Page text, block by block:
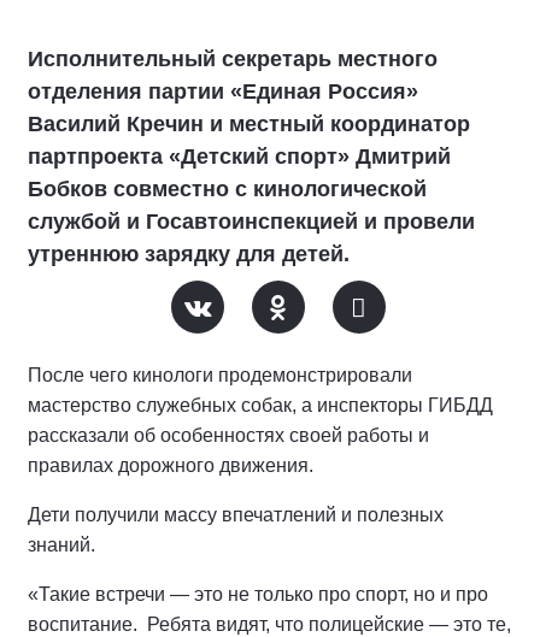
Исполнительный секретарь местного
отделения партии «Единая Россия»
Василий Кречин и местный координатор
партпроекта «Детский спорт» Дмитрий
Бобков совместно с кинологической
службой и Госавтоинспекцией и провели
утреннюю зарядку для детей.
После чего кинологи продемонстрировали
мастерство служебных собак, а инспекторы ГИБДД
рассказали об особенностях своей работы и
правилах дорожного движения.
Дети получили массу впечатлений и полезных
знаний.
«Такие встречи — это не только про спорт, но и про
воспитание. Ребята видят, что полицейские — это те,